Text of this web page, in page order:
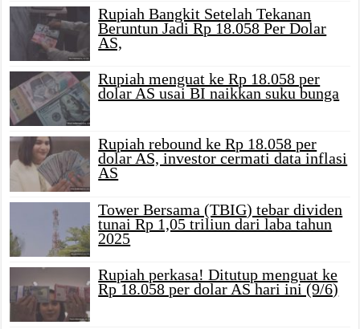
Rupiah Bangkit Setelah Tekanan
Beruntun Jadi Rp 18.058 Per Dolar
AS,
Rupiah menguat ke Rp 18.058 per
dolar AS usai BI naikkan suku bunga
Rupiah rebound ke Rp 18.058 per
dolar AS, investor cermati data inflasi
AS
Tower Bersama (TBIG) tebar dividen
tunai Rp 1,05 triliun dari laba tahun
2025
Rupiah perkasa! Ditutup menguat ke
Rp 18.058 per dolar AS hari ini (9/6)